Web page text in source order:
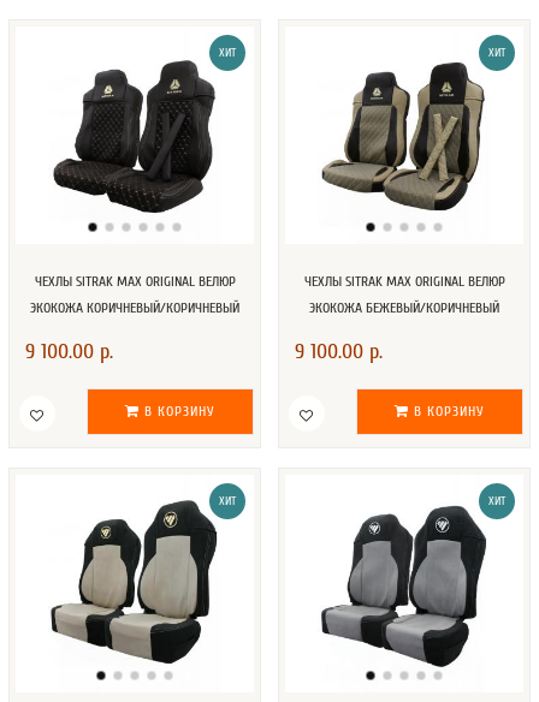
ХИТ
ЧЕХЛЫ SITRAK MAX ORIGINAL ВЕЛЮР
ЭКОКОЖА КОРИЧНЕВЫЙ/КОРИЧНЕВЫЙ
9 100.00 р.
В КОРЗИНУ
ХИТ
ЧЕХЛЫ SITRAK MAX ORIGINAL ВЕЛЮР
ЭКОКОЖА БЕЖЕВЫЙ/КОРИЧНЕВЫЙ
9 100.00 р.
В КОРЗИНУ
ХИТ ХИТ